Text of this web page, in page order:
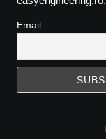
Email